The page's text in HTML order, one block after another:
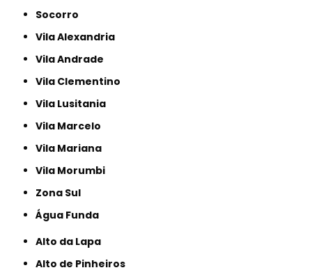
Socorro
Vila Alexandria
Vila Andrade
Vila Clementino
Vila Lusitania
Vila Marcelo
Vila Mariana
Vila Morumbi
Zona Sul
Água Funda
Alto da Lapa
Alto de Pinheiros